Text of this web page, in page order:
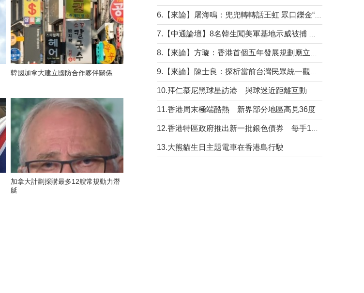
韓國加拿大建立國防合作夥伴關係
加拿大計劃採購最多12艘常規動力潛
艇
10.拜仁慕尼黑球星訪港 與球迷近距離互動
11.香港周末極端酷熱 新界部分地區高見36度
13.大熊貓生日主題電車在香港島行駛